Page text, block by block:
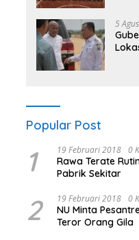
diri,
5
Popular Post
1 19 Februari 2018 0
Rawa Terate
Pabrik Sekitar
2 19 Februari 2018 0
NU Minta
Teror Orang Gila